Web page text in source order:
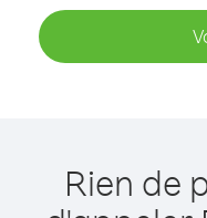
Rien de